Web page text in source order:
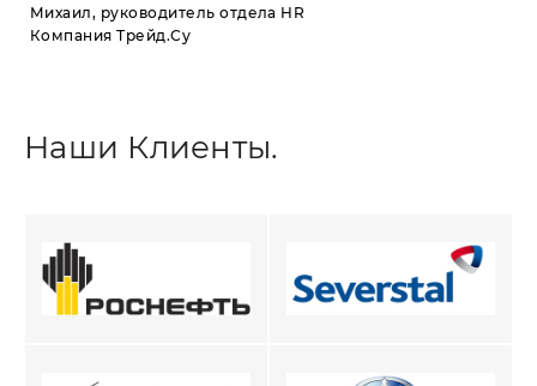
Михаил, руководитель отдела HR
Компания Трейд.Су
Наши Клиенты.